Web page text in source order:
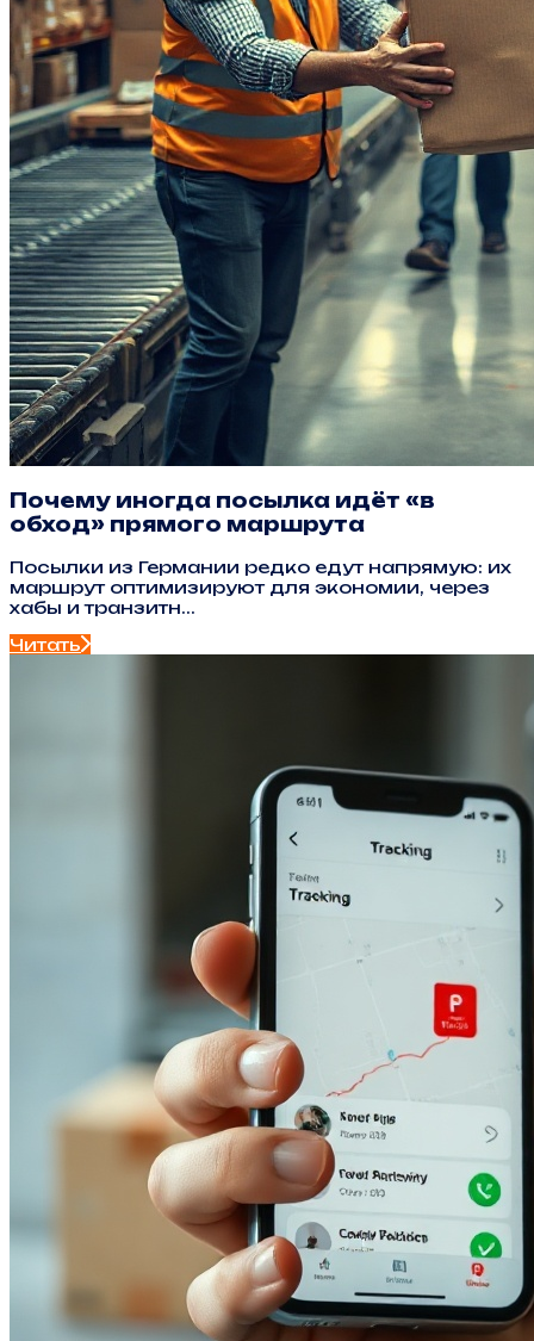
Почему иногда посылка идёт «в
обход» прямого маршрута
Посылки из Германии редко едут напрямую: их
маршрут оптимизируют для экономии, через
хабы и транзитн...
Читать